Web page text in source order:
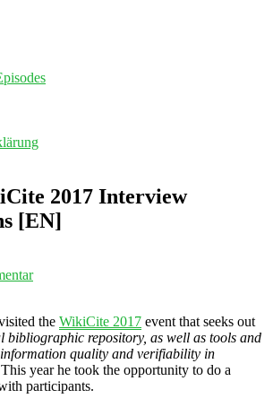
2017 Interview
[EN]
the WikiCite 2017 event that seeks out
bibliographic repository, as well as tools and
quality and verifiability in
This year he took the opportunity to do a
participants.